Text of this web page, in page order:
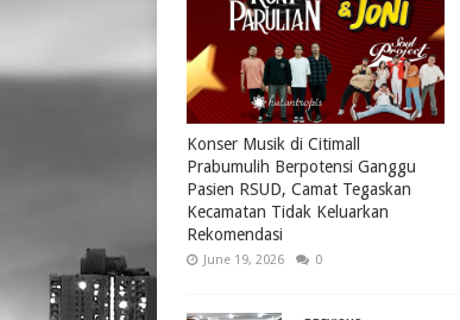
Konser Musik di Citimall
Prabumulih Berpotensi Ganggu
Pasien RSUD, Camat Tegaskan
Kecamatan Tidak Keluarkan
Rekomendasi
June 19, 2026 0